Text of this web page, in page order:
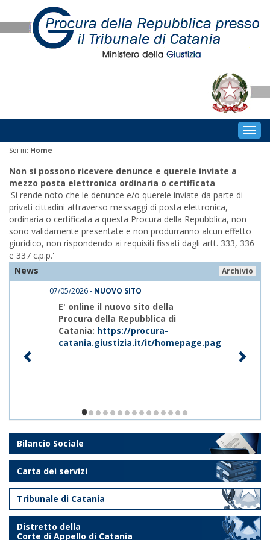
Sei in: Home
Non si possono ricevere denunce e querele inviate a
mezzo posta elettronica ordinaria o certificata
'Si rende noto che le denunce e/o querele inviate da parte di
privati cittadini attraverso messaggi di posta elettronica,
ordinaria o certificata a questa Procura della Repubblica, non
sono validamente presentate e non produrranno alcun effetto
giuridico, non rispondendo ai requisiti fissati dagli artt. 333, 336
e 337 c.p.p.'
News
Archivio
07/05/2026 - NUOVO SITO
E' online il nuovo sito della
Procura della Repubblica di
Catania: https://procura-
catania.giustizia.it/it/homepage.page
1/15
Bilancio Sociale
Carta dei servizi
Tribunale di Catania
Distretto della
Corte di Appello di Catania